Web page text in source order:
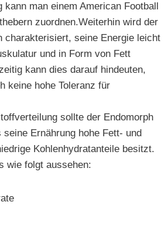
kann man einem American Football
zuordnen.Weiterhin wird der
charakterisiert, seine Energie leicht
und in Form von Fett
kann dies darauf hindeuten,
keine hohe Toleranz für
sollte der Endomorph
Ernährung hohe Fett- und
Kohlenhydratanteile besitzt.
wie folgt aussehen: